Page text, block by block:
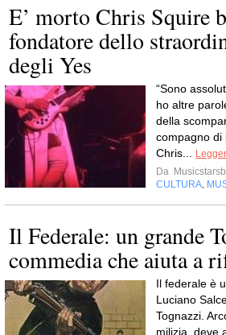
E’ morto Chris Squire
fondatore dello
degli Yes
“Sono
ho altre
della
compagno di
Chris...
Da
CULTURA
Il Federale: un grande
commedia che aiuta a
Il federale è
Luciano
Tognazzi.
milizia, deve